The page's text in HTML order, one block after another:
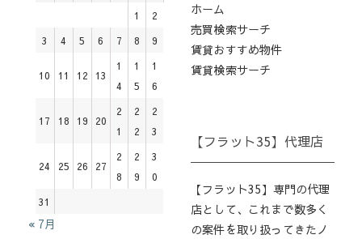
1
2
3
4 5 6 7 8 9
10 11 12 13
1
4
1
5
1
6
17 18 19 20
2
1
2
2
2
3
24 25 26 27
2
8
2
9
3
0
31
« 7月
ホーム
売買検索サーチ
賃貸おすすめ物件
賃貸検索サーチ
【フラット35】代理店
【フラット35】専門の代理
店として、これまで数多く
の案件を取り扱ってきたノ